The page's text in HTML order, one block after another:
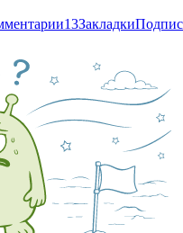
13Закладки